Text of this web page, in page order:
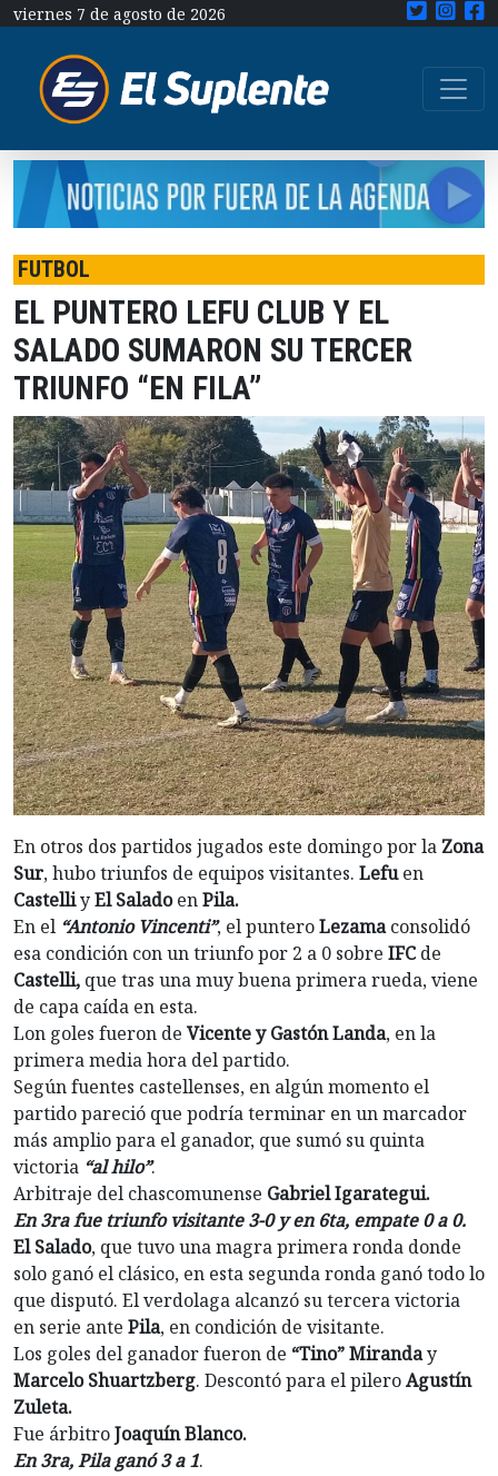
viernes 7 de agosto de 2026
FUTBOL
EL PUNTERO LEFU CLUB Y EL
SALADO SUMARON SU TERCER
TRIUNFO “EN FILA”
En otros dos partidos jugados este domingo por la Zona
Sur, hubo triunfos de equipos visitantes. Lefuen
CastelliyEl SaladoenPila.
En el “Antonio Vincenti”, el punteroLezamaconsolidó
esa condición con un triunfo por 2 a 0 sobre IFCde
Castelli, que tras una muy buena primera rueda, viene
de capa caída en esta.
Lon goles fueron de Vicente y Gastón Landa, en la
primera media hora del partido.
Según fuentes castellenses, en algún momento el
partido pareció que podría terminar en un marcador
más amplio para el ganador, que sumó su quinta
victoria “al hilo”.
Arbitraje del chascomunense Gabriel Igarategui.
En 3ra fue triunfo visitante 3-0 y en 6ta, empate 0 a 0.
El Salado, que tuvo una magra primera ronda donde
solo ganó el clásico, en esta segunda ronda ganó todo lo
que disputó. El verdolaga alcanzó su tercera victoria
en serie ante Pila, en condición de visitante.
Los goles del ganador fueron de “Tino” Miranday
Marcelo Shuartzberg. Descontó para el pileroAgustín
Zuleta.
Fue árbitroJoaquín Blanco.
En 3ra, Pila ganó 3 a 1.